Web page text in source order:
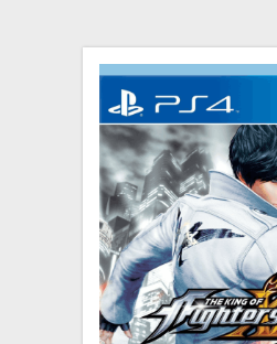
KONTAKT
TRANSPORT
XZONE KLUB